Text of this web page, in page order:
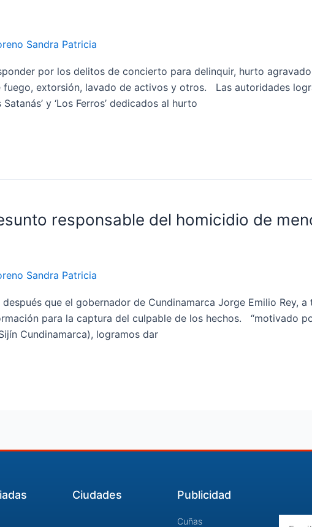
Sandra Patricia
por los delitos de concierto para delinquir, hurto
extorsión, lavado de activos y otros. Las autoridades
y ‘Los Ferros’ dedicados al hurto
responsable del homicidio de
Sandra Patricia
que el gobernador de Cundinamarca Jorge Emilio Rey,
para la captura del culpable de los hechos. “motivado
Cundinamarca), logramos dar
Ciudades Publicidad
Cuñas